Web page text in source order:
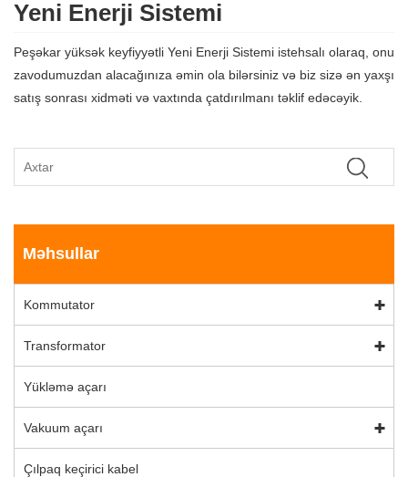
Yeni Enerji Sistemi
Peşəkar yüksək keyfiyyətli Yeni Enerji Sistemi istehsalı olaraq, onu
zavodumuzdan alacağınıza əmin ola bilərsiniz və biz sizə ən yaxşı
satış sonrası xidməti və vaxtında çatdırılmanı təklif edəcəyik.
Məhsullar
Kommutator
Transformator
Yükləmə açarı
Vakuum açarı
Çılpaq keçirici kabel